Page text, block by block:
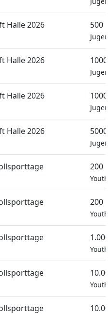
Halle 2026 500
Halle 2026
Halle 2026
Halle 2026
200
200